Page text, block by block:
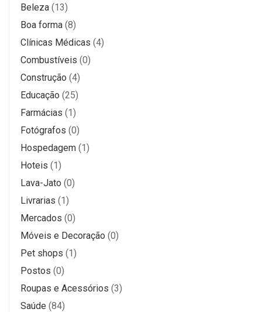
Beleza (13)
Boa forma (8)
Clínicas Médicas (4)
Combustíveis (0)
Construção (4)
Educação (25)
Farmácias (1)
Fotógrafos (0)
Hospedagem (1)
Hoteis (1)
Lava-Jato (0)
Livrarias (1)
Mercados (0)
Móveis e Decoração (0)
Pet shops (1)
Postos (0)
Roupas e Acessórios (3)
Saúde (84)